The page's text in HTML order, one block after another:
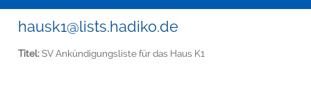
hausk1@lists.hadiko.de
Titel:SV Ankündigungsliste für das Haus K1